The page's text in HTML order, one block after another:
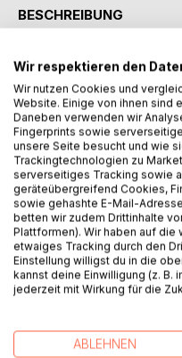
BESCHREIBUNG
Annegret leidet seit 30
Migräne, die durch die
Namhafte Ärzte aus aller
Frank als Naturarzt mit
Spezialgebiet, reist zu
von Paraguay.
Es gelingt ihm eine
er sucht hartnäckig nach
Frank wird der Hut vom
Fahrt bringen ihn
Eine schwer bewaffnete
greift die Hazienda an.
Auf dem Gestüt der
Ein Familiengeheimnis
davon erfährt, ist es für
Wir respektieren den
Wir nutzen Cookies und
Website. Einige von ihnen sind
Daneben verwenden wir
Fingerprints sowie
unsere Seite besucht und wie
Trackingtechnologien zu
serverseitiges Tracking sowie
geräteübergreifend Cookies,
sowie gehashte E-Mail-
betten wir zudem Drittinhalte
Plattformen). Wir haben auf
etwaiges Tracking durch den
Einstellung willigst du in die
kannst deine Einwilligung (z. B.
jederzeit mit Wirkung für die
ABLEHNEN